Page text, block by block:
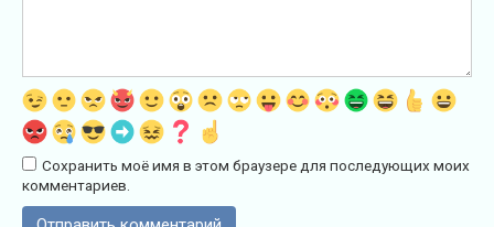
Сохранить моё имя в этом браузере для последующих моих
комментариев.